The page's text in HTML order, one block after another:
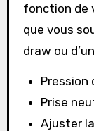
fonction de
que vous
draw ou
Pression
Prise
Ajuster